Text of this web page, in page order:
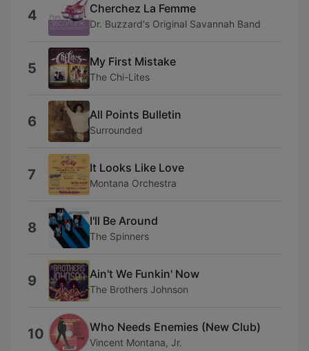
4 Cherchez La Femme
Dr. Buzzard's Original Savannah Band
5 My First Mistake
The Chi-Lites
6 All Points Bulletin
Surrounded
7 It Looks Like Love
Montana Orchestra
8 I'll Be Around
The Spinners
9 Ain't We Funkin' Now
The Brothers Johnson
10 Who Needs Enemies (New Club)
Vincent Montana, Jr.